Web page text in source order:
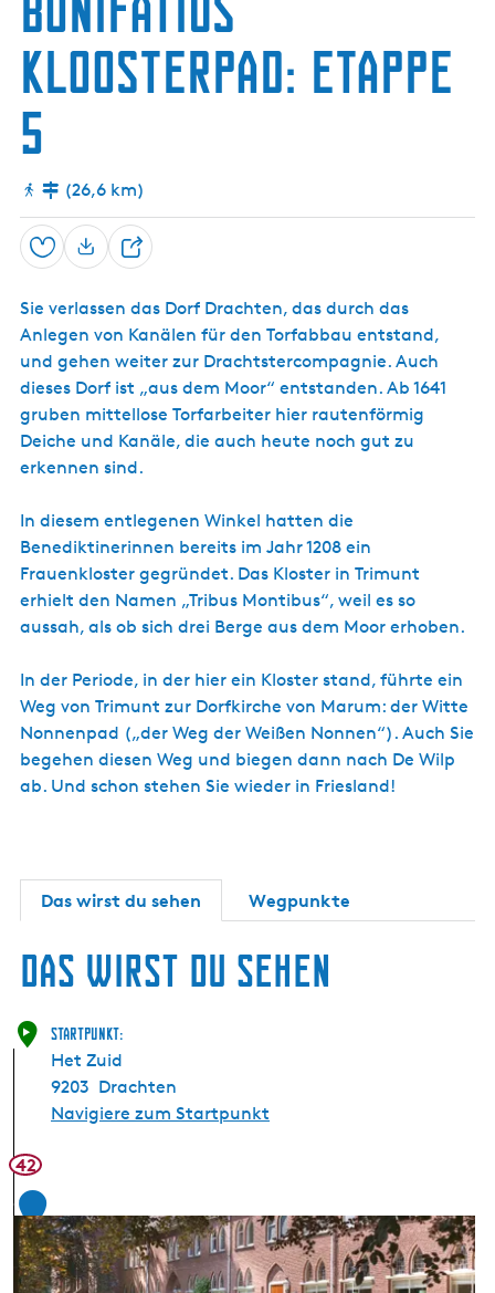
Kloosterpad: Etappe
5
(26,6 km)
Speichern T
i
l
e
n
Sie verlassen das Dorf Drachten, das durch das
Anlegen von Kanälen für den Torfabbau entstand,
und gehen weiter zur Drachtstercompagnie. Auch
dieses Dorf ist „aus dem Moor“ entstanden. Ab 1641
gruben mittellose Torfarbeiter hier rautenförmig
Deiche und Kanäle, die auch heute noch gut zu
erkennen sind.
In diesem entlegenen Winkel hatten die
Benediktinerinnen bereits im Jahr 1208 ein
Frauenkloster gegründet. Das Kloster in Trimunt
erhielt den Namen „Tribus Montibus“, weil es so
aussah, als ob sich drei Berge aus dem Moor erhoben.
In der Periode, in der hier ein Kloster stand, führte ein
Weg von Trimunt zur Dorfkirche von Marum: der Witte
Nonnenpad („der Weg der Weißen Nonnen“). Auch Sie
begehen diesen Weg und biegen dann nach De Wilp
ab. Und schon stehen Sie wieder in Friesland!
Das wirst du sehen Wegpunkte
Das wirst du sehen
Startpunkt:
Het Zuid
9203 Drachten
Navigiere zum Startpunkt
42
1